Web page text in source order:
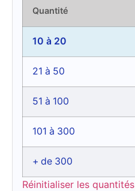
Quantité
10 à 20
21 à 50
51 à 100
101 à 300
+ de 300
Réinitialiser les quantités